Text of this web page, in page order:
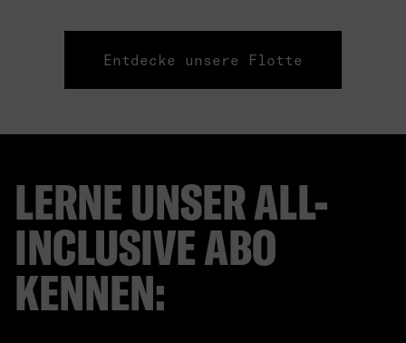
Entdecke unsere Flotte
LERNE UNSER ALL-
INCLUSIVE ABO
KENNEN: